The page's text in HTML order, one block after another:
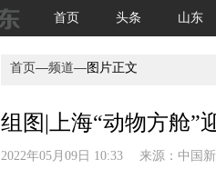
首页 头条 山东
首页—频道—图片正文
组图|上海“动物方舱”
2022年05月09日 10:33 来源： 中国